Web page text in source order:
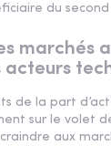
du
marchés
acteurs
de la part
sur le volet
aux